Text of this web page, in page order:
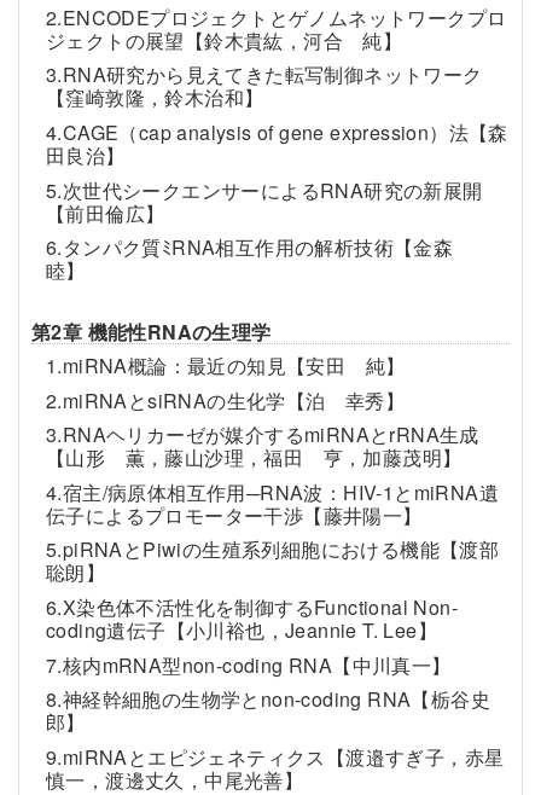
2.ENCODEプロジェクトとゲノムネットワークプロ
ジェクトの展望【鈴木貴紘，河合 純】
3.RNA研究から見えてきた転写制御ネットワーク
【窪崎敦隆，鈴木治和】
4.CAGE（cap analysis of gene expression）法【森
田良治】
5.次世代シークエンサーによるRNA研究の新展開
【前田倫広】
6.タンパク質ﾐRNA相互作用の解析技術【金森
睦】
第2章 機能性RNAの生理学
1.miRNA概論：最近の知見【安田 純】
2.miRNAとsiRNAの生化学【泊 幸秀】
3.RNAヘリカーゼが媒介するmiRNAとrRNA生成
【山形 薫，藤山沙理，福田 亨，加藤茂明】
4.宿主/病原体相互作用─RNA波：HIV-1とmiRNA遺
伝子によるプロモーター干渉【藤井陽一】
5.piRNAとPiwiの生殖系列細胞における機能【渡部
聡朗】
6.X染色体不活性化を制御するFunctional Non-
coding遺伝子【小川裕也，Jeannie T. Lee】
7.核内mRNA型non-coding RNA【中川真一】
8.神経幹細胞の生物学とnon-coding RNA【栃谷史
郎】
9.miRNAとエピジェネティクス【渡邉すぎ子，赤星
慎一，渡邊丈久，中尾光善】